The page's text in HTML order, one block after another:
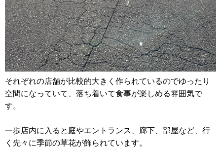
それぞれの店舗が比較的大きく作られているのでゆったり
空間になっていて、落ち着いて食事が楽しめる雰囲気で
す。
一歩店内に入ると庭やエントランス、廊下、部屋など、行
く先々に季節の草花が飾られています。